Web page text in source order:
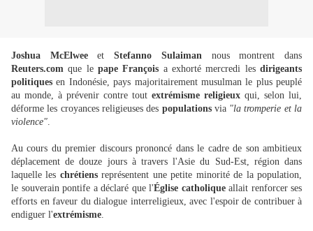
Joshua McElweeetStefanno Sulaimannous montrent dans
Reuters.com que le pape François a exhorté mercredi lesdirigeants
politiques en Indonésie, pays majoritairement musulman le plus peuplé
au monde, à prévenir contre tout extrémisme religieux qui, selon lui,
déforme les croyances religieuses des populationsvia "la tromperie et la
violence".
Au cours du premier discours prononcé dans le cadre de son ambitieux
déplacement de douze jours à travers l'Asie du Sud-Est, région dans
laquelle les chrétiensreprésentent une petite minorité de la population,
le souverain pontife a déclaré que l'Église catholiqueallait renforcer ses
efforts en faveur du dialogue interreligieux, avec l'espoir de contribuer à
endiguer l'extrémisme.